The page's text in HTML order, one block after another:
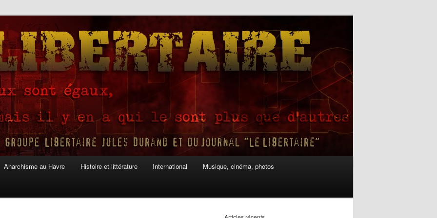
Anarchisme au Havre Histoire et littérature International Musique, cinéma, photos